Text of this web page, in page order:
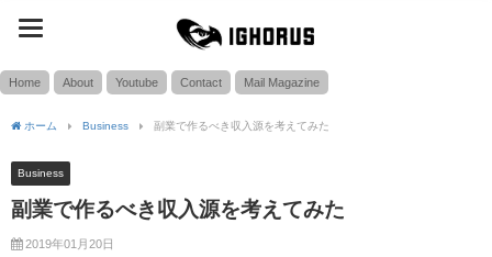
toggle
Home About Youtube Contact Mail Magazine
ホーム Business 副業で作るべき収入源を考えてみた
Business
副業で作るべき収入源を考えてみた
2019年01月20日